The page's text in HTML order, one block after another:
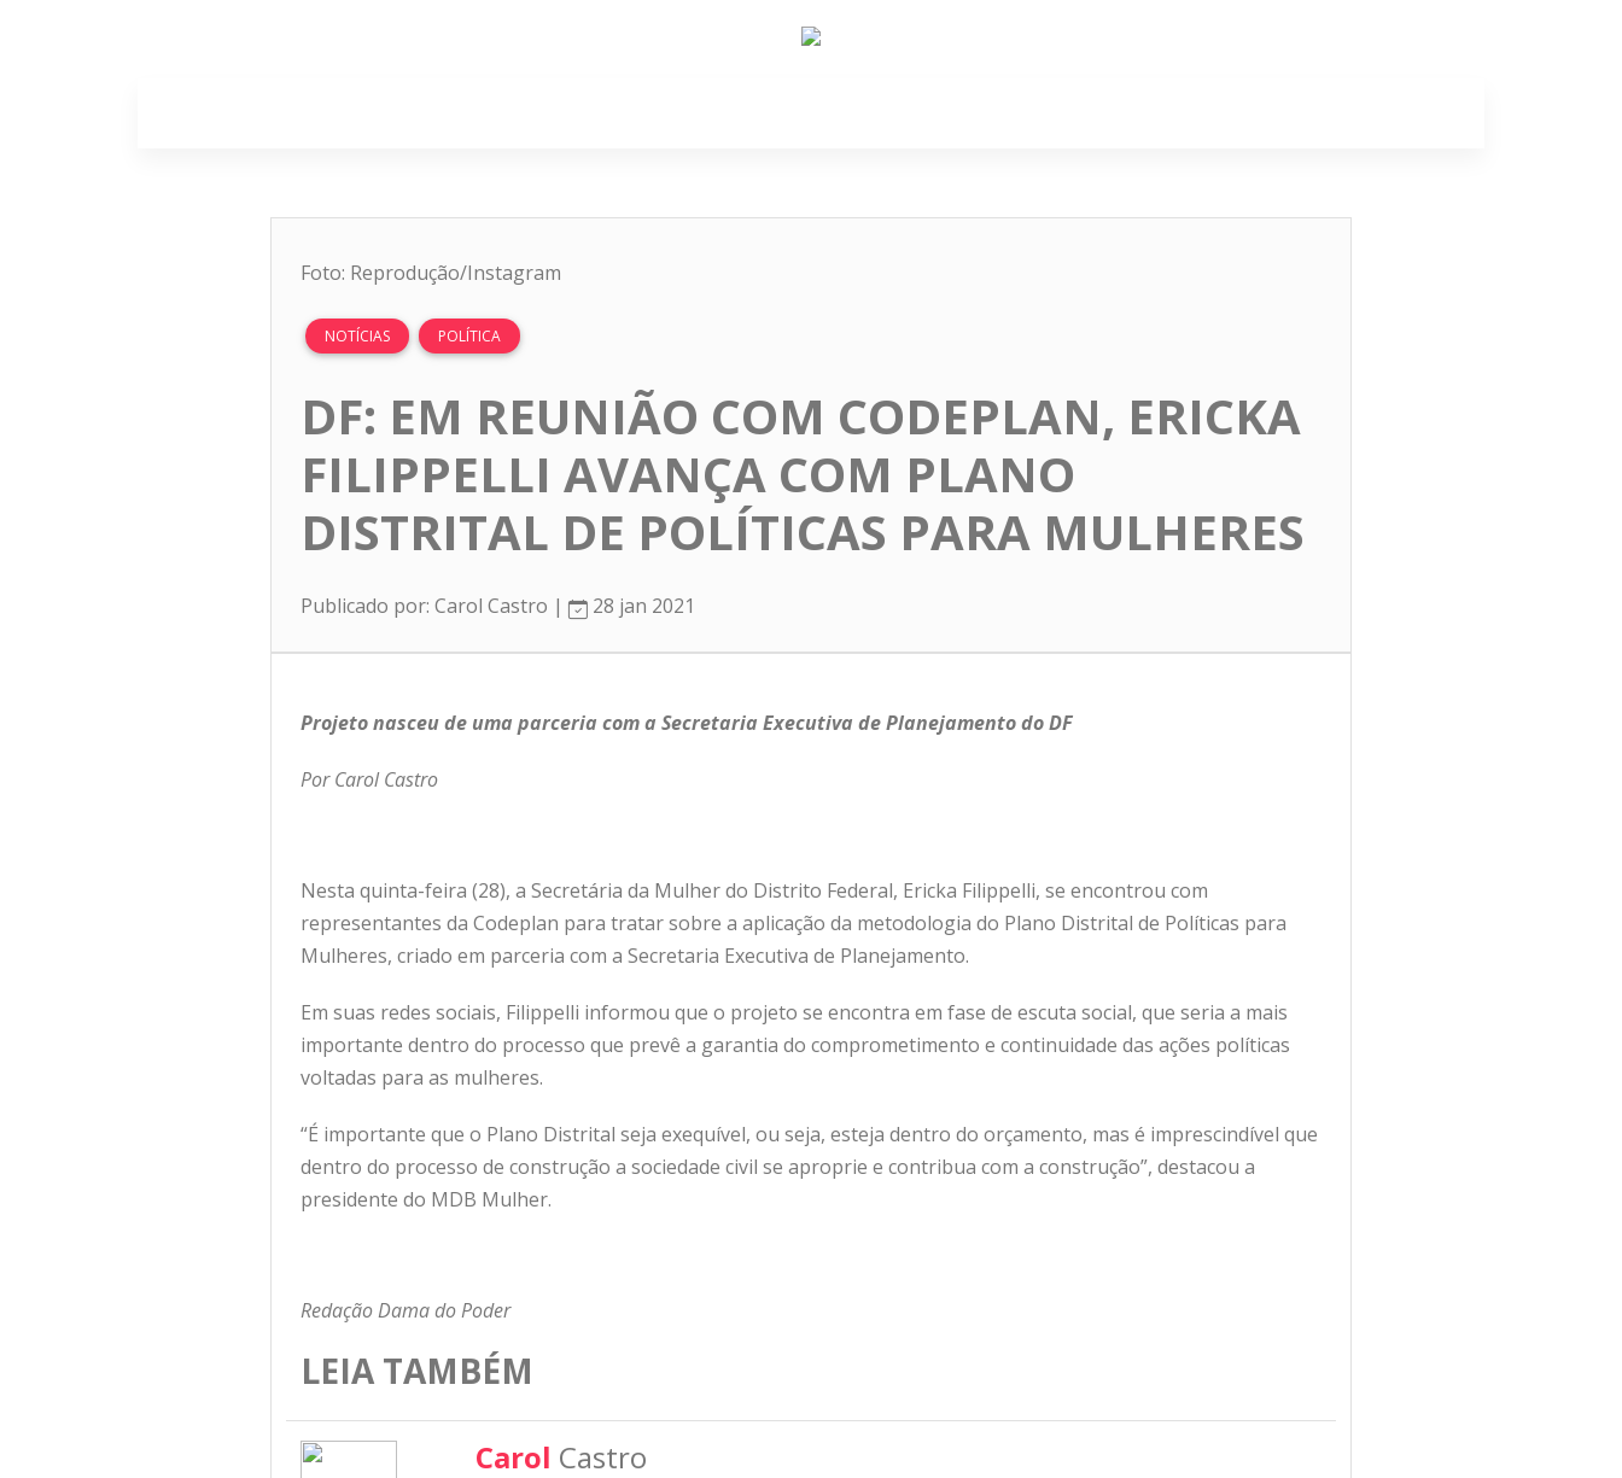
Foto: Reprodução/Instagram
NOTÍCIAS POLÍTICA
DF: EM REUNIÃO COM CODEPLAN, ERICKA
FILIPPELLI AVANÇA COM PLANO
DISTRITAL DE POLÍTICAS PARA MULHERES
Publicado por: Carol Castro | 28 jan 2021
Projeto nasceu de uma parceria com a Secretaria Executiva de Planejamento do DF
Por Carol Castro
Nesta quinta-feira (28), a Secretária da Mulher do Distrito Federal, Ericka Filippelli, se encontrou com
representantes da Codeplan para tratar sobre a aplicação da metodologia do Plano Distrital de Políticas para
Mulheres, criado em parceria com a Secretaria Executiva de Planejamento.
Em suas redes sociais, Filippelli informou que o projeto se encontra em fase de escuta social, que seria a mais
importante dentro do processo que prevê a garantia do comprometimento e continuidade das ações políticas
voltadas para as mulheres.
“É importante que o Plano Distrital seja exequível, ou seja, esteja dentro do orçamento, mas é imprescindível que
dentro do processo de construção a sociedade civil se aproprie e contribua com a construção”, destacou a
presidente do MDB Mulher.
Redação Dama do Poder
LEIA TAMBÉM
Carol Castro